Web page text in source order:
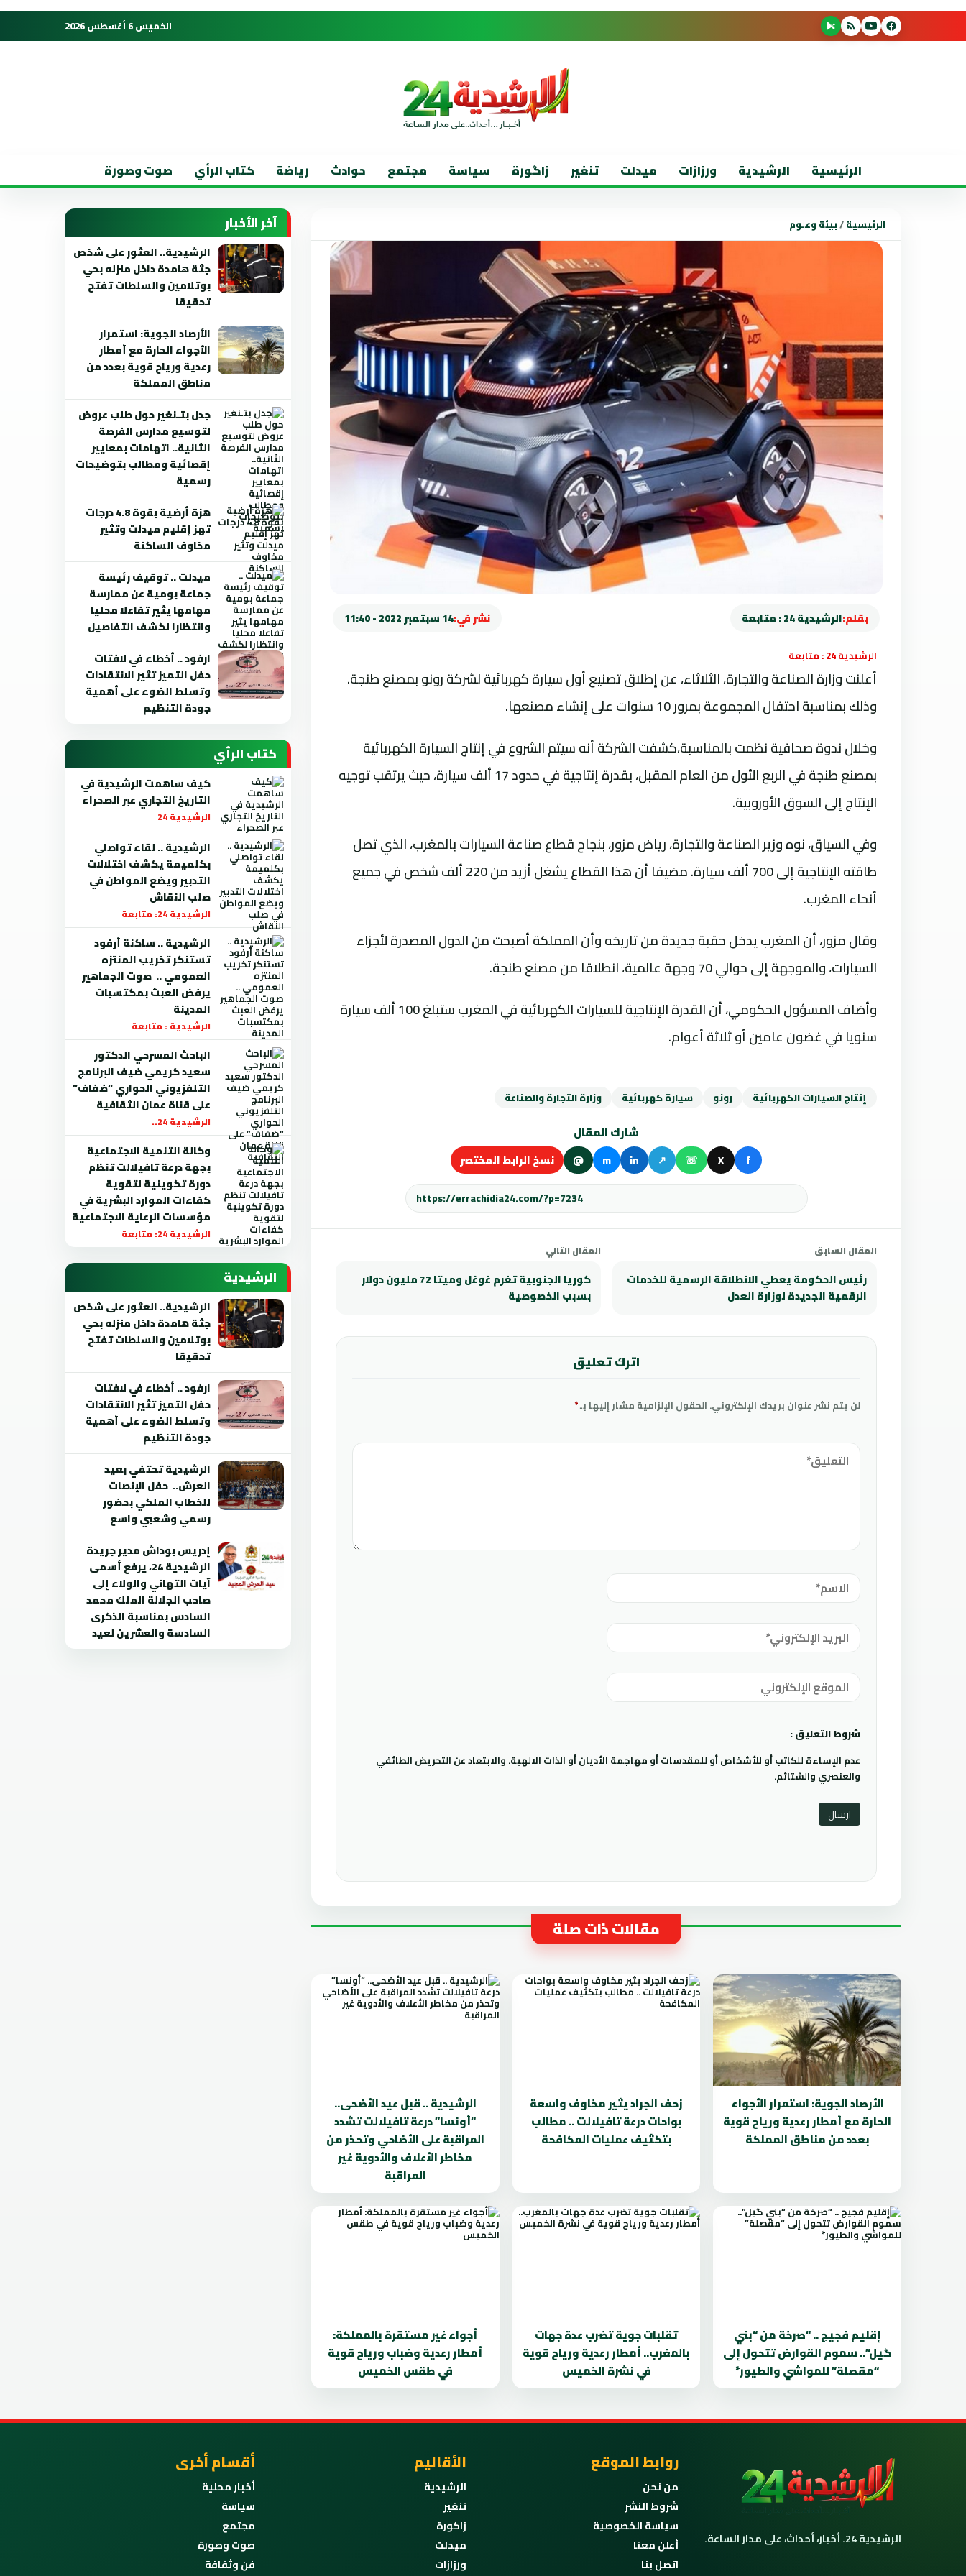
الخميس 6 أغسطس 2026
الرئيسية الرشيدية ورزازات ميدلت تنغير زاگورة سياسة مجتمع حوادث رياضة كتاب الرأي صوت وصورة
الرئيسية/بيئة وعلوم
بقلم:الرشيدية 24 : متابعة نشر في:14 سبتمبر 2022 - 11:40
الرشيدية 24 : متابعة
أعلنت وزارة الصناعة والتجارة، الثلاثاء، عن إطلاق تصنيع أول سيارة كهربائية لشركة رونو بمصنع طنجة.
وذلك بمناسبة احتفال المجموعة بمرور 10 سنوات على إنشاء مصنعها.
وخلال ندوة صحافية نظمت بالمناسبة،كشفت الشركة أنه سيتم الشروع في إنتاج السيارة الكهربائية
بمصنع طنجة في الربع الأول من العام المقبل، بقدرة إنتاجية في حدود 17 ألف سيارة، حيث يرتقب توجيه
الإنتاج إلى السوق الأوروبية.
وفي السياق، نوه وزير الصناعة والتجارة، رياض مزور، بنجاح قطاع صناعة السيارات بالمغرب، الذي تصل
طاقته الإنتاجية إلى 700 ألف سيارة. مضيفا أن هذا القطاع يشغل أزيد من 220 ألف شخص في جميع
أنحاء المغرب.
وقال مزور، أن المغرب يدخل حقبة جديدة من تاريخه وأن المملكة أصبحت من الدول المصدرة لأجزاء
السيارات، والموجهة إلى حوالي 70 وجهة عالمية، انطلاقا من مصنع طنجة.
وأضاف المسؤول الحكومي، أن القدرة الإنتاجية للسيارات الكهربائية في المغرب ستبلغ 100 ألف سيارة
سنويا في غضون عامين أو ثلاثة أعوام.
إنتاج السيارات الكهربائية رونو سيارة كهربائية وزارة التجارة والصناعة
شارك المقال
f
X
☏
↗
in
m
@ نسخ الرابط المختصر
المقال السابق
رئيس الحكومة يعطي الانطلاقة الرسمية للخدمات
الرقمية الجديدة لوزارة العدل
المقال التالي
كوريا الجنوبية تغرم غوغل وميتا 72 مليون دولار
بسبب الخصوصية
اترك تعليق
لن يتم نشر عنوان بريدك الإلكتروني. الحقول الإلزامية مشار إليها بـ*
شروط التعليق :
عدم الإساءة للكاتب أو للأشخاص أو للمقدسات أو مهاجمة الأديان أو الذات الالهية. والابتعاد عن التحريض الطائفي
والعنصري والشتائم.
مقالات ذات صلة
الأرصاد الجوية: استمرار الأجواء
الحارة مع أمطار رعدية ورياح قوية
بعدد من مناطق المملكة
زحف الجراد يثير مخاوف واسعة
بواحات درعة تافيلالت .. مطالب
بتكثيف عمليات المكافحة
الرشيدية .. قبل عيد الأضحى..
“أونسا” درعة تافيلالت تشدد
المراقبة على الأضاحي وتحذر من
مخاطر الأعلاف والأدوية غير
المراقبة
إقليم فجيج .. “صرخة من “بني
گيل”.. سموم القوارض تتحول إلى
“مقصلة” للمواشي والطيور*
تقلبات جوية تضرب عدة جهات
بالمغرب.. أمطار رعدية ورياح قوية
في نشرة الخميس
أجواء غير مستقرة بالمملكة:
أمطار رعدية وضباب ورياح قوية
في طقس الخميس
آخر الأخبار
الرشيدية.. العثور على شخص
جثة هامدة داخل منزله بحي
بوتلامين والسلطات تفتح
تحقيقا
الأرصاد الجوية: استمرار
الأجواء الحارة مع أمطار
رعدية ورياح قوية بعدد من
مناطق المملكة
جدل بتـنغير حول طلب عروض
لتوسيع مدارس الفرصة
الثانية.. اتهامات بمعايير
إقصائية ومطالب بتوضيحات
رسمية
هزة أرضية بقوة 4.8 درجات
تهز إقليم ميدلت وتثير
مخاوف الساكنة
ميدلت .. توقيف رئيسة
جماعة بومية عن ممارسة
مهامها يثير تفاعلا محليا
وانتظارا لكشف التفاصيل
ارفود .. أخطاء في لافتات
حفل التميز تثير الانتقادات
وتسلط الضوء على أهمية
جودة التنظيم
كتاب الرأي
كيف ساهمت الرشيدية في
التاريخ التجاري عبر الصحراء
الرشيدية 24
الرشيدية .. لقاء تواصلي
بكلميمة يكشف اختلالات
التدبير ويضع المواطن في
صلب النقاش
الرشيدية 24: متابعة
الرشيدية .. ساكنة أرفود
تستنكر تخريب المنتزه
العمومي .. صوت الجماهير
يرفض العبث بمكتسبات
المدينة
الرشيدية : متابعة
الباحث المسرحي الدكتور
سعيد كريمي ضيف البرنامج
التلفزيوني الحواري “ضفاف”
على قناة عمان الثقافية
الرشيدية 24..
وكالة التنمية الاجتماعية
بجهة درعة تافيلالت تنظم
دورة تكوينية لتقوية
كفاءات الموارد البشرية في
مؤسسات الرعاية الاجتماعية
الرشيدية 24: متابعة
الرشيدية
الرشيدية.. العثور على شخص
جثة هامدة داخل منزله بحي
بوتلامين والسلطات تفتح
تحقيقا
ارفود .. أخطاء في لافتات
حفل التميز تثير الانتقادات
وتسلط الضوء على أهمية
جودة التنظيم
الرشيدية تحتفي بعيد
العرش.. حفل الإنصات
للخطاب الملكي بحضور
رسمي وشعبي واسع
إدريس بوداش مدير جريدة
الرشيدية 24، يرفع أسمى
آيات التهاني والولاء إلى
صاحب الجلالة الملك محمد
السادس بمناسبة الذكرى
السادسة والعشرين لعيد
الرشيدية 24. أخبار، أحداث، على مدار الساعة.
روابط الموقع
من نحن
شروط النشر
سياسة الخصوصية
أعلن معنا
اتصل بنا
الأقاليم
الرشيدية
تنغير
زاكورة
ميدلت
ورزازات
أقسام أخرى
أخبار محلية
سياسة
مجتمع
صوت وصورة
فن وثقافة